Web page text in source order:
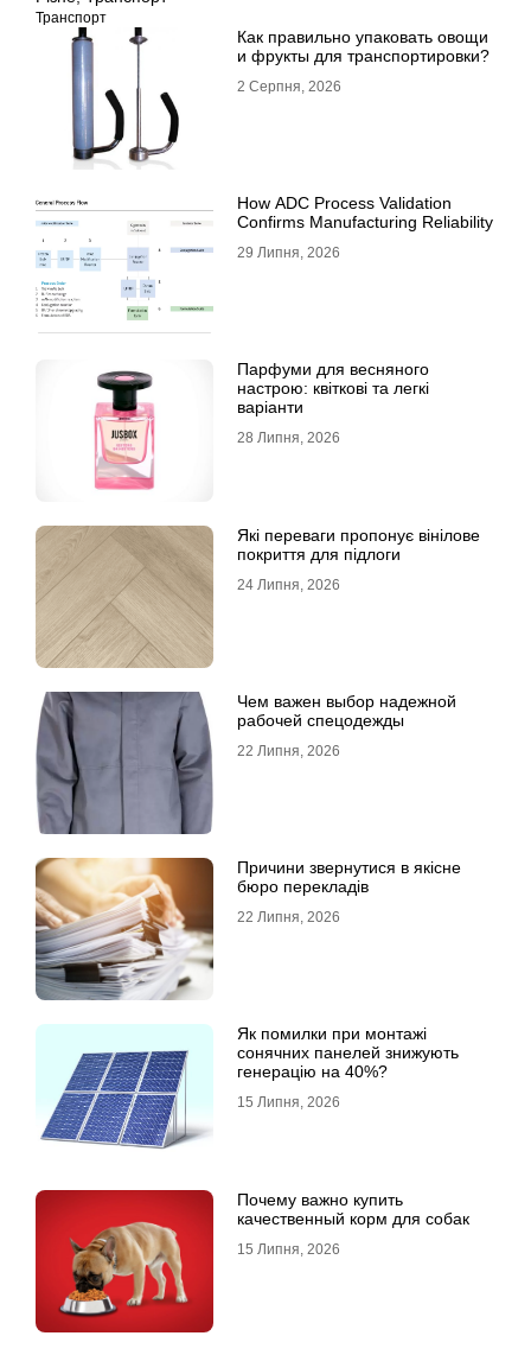
Транспорт
Как правильно упаковать овощи
и фрукты для транспортировки?
2 Серпня, 2026
How ADC Process Validation
Confirms Manufacturing Reliability
29 Липня, 2026
Парфуми для весняного
настрою: квіткові та легкі
варіанти
28 Липня, 2026
Які переваги пропонує вінілове
покриття для підлоги
24 Липня, 2026
Чем важен выбор надежной
рабочей спецодежды
22 Липня, 2026
Причини звернутися в якісне
бюро перекладів
22 Липня, 2026
Як помилки при монтажі
сонячних панелей знижують
генерацію на 40%?
15 Липня, 2026
Почему важно купить
качественный корм для собак
15 Липня, 2026